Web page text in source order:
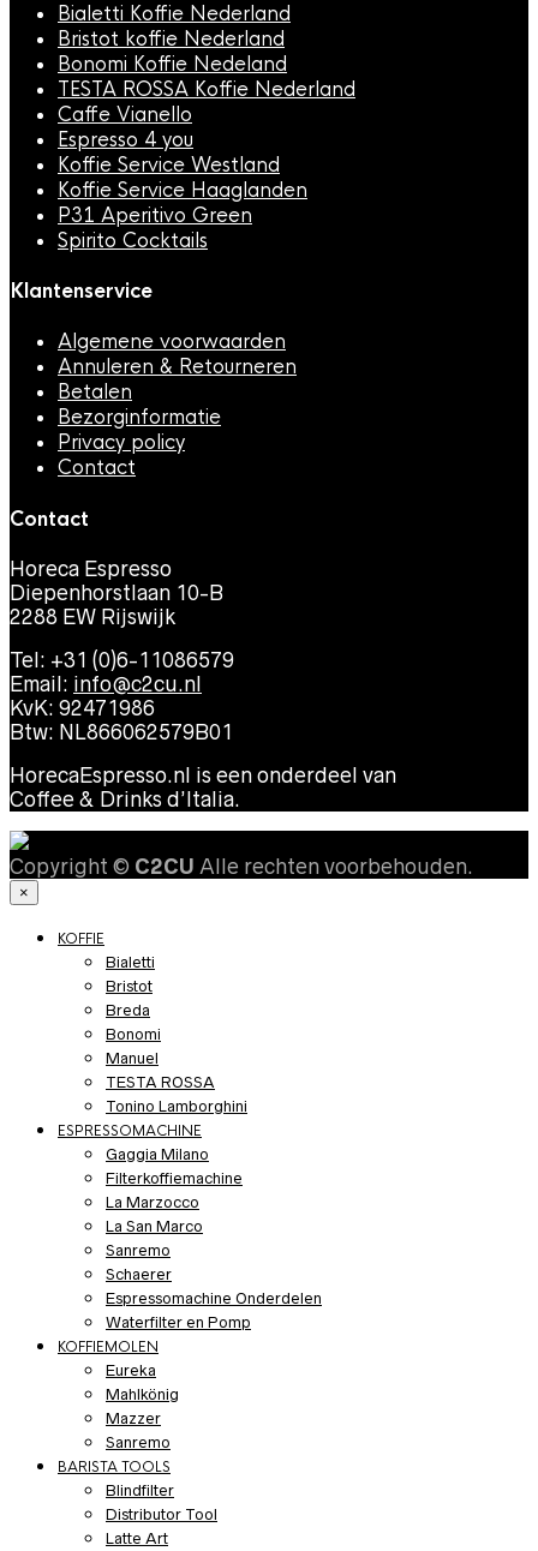
Bialetti Koffie Nederland
Bristot koffie Nederland
Bonomi Koffie Nedeland
TESTA ROSSA Koffie Nederland
Caffe Vianello
Espresso 4 you
Koffie Service Westland
Koffie Service Haaglanden
P31 Aperitivo Green
Spirito Cocktails
Klantenservice
Algemene voorwaarden
Annuleren & Retourneren
Betalen
Bezorginformatie
Privacy policy
Contact
Contact
Horeca Espresso
Diepenhorstlaan 10-B
2288 EW Rijswijk
Tel: +31 (0)6-11086579
Email: info@c2cu.nl
KvK: 92471986
Btw: NL866062579B01
HorecaEspresso.nl is een onderdeel van
Coffee & Drinks d’Italia.
Copyright © C2CU Alle rechten voorbehouden.
×
KOFFIE
Bialetti
Bristot
Breda
Bonomi
Manuel
TESTA ROSSA
Tonino Lamborghini
ESPRESSOMACHINE
Gaggia Milano
Filterkoffiemachine
La Marzocco
La San Marco
Sanremo
Schaerer
Espressomachine Onderdelen
Waterfilter en Pomp
KOFFIEMOLEN
Eureka
Mahlkönig
Mazzer
Sanremo
BARISTA TOOLS
Blindfilter
Distributor Tool
Latte Art